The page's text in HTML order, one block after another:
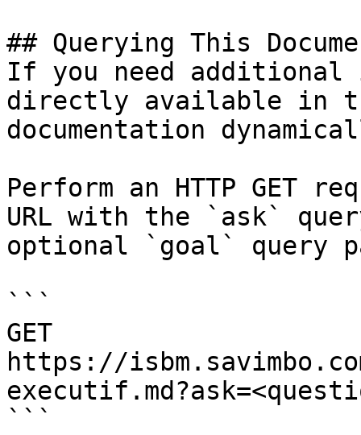
## Querying This
If you need
directly available in
documentation
Perform an HTTP GET
URL with the `ask`
optional `goal` query
```
GET
https://
```